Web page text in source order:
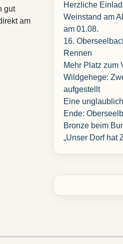
gut
am
Herzliche
Weinstand am
am 01.08.
16.
Rennen
Mehr Platz zum
Wildgehege:
aufgestellt
Eine
Ende:
Bronze beim
„Unser Dorf hat